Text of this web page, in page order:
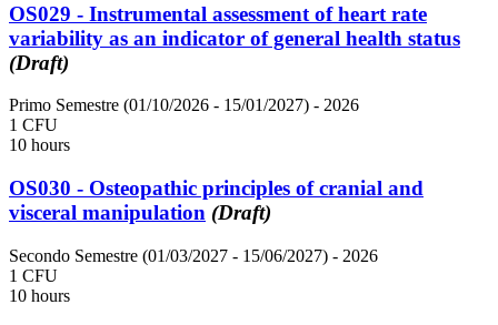
OS029 - Instrumental assessment of heart rate
variability as an indicator of general health status
(Draft)
Primo Semestre (01/10/2026 - 15/01/2027) - 2026
1 CFU
10 hours
OS030 - Osteopathic principles of cranial and
visceral manipulation (Draft)
Secondo Semestre (01/03/2027 - 15/06/2027) - 2026
1 CFU
10 hours